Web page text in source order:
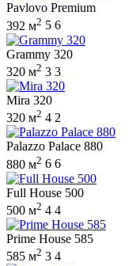
Pavlovo Premium
392 м2 5 6
Grammy 320
320 м2 3 3
Mira 320
320 м2 4 2
Palazzo Palace 880
880 м2 6 6
Full House 500
500 м2 4 4
Prime House 585
585 м2 3 4